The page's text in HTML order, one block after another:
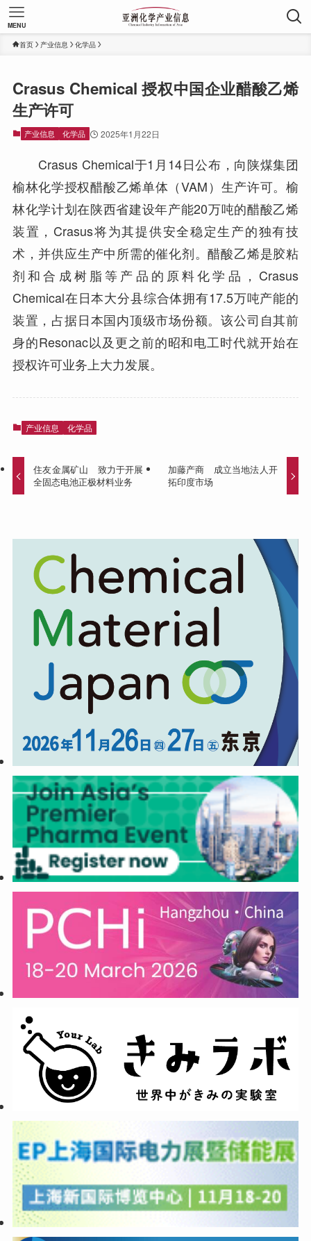
MENU
首页 产业信息 化学品
Crasus Chemical 授权中国企业醋酸乙烯
生产许可
产业信息 化学品 2025年1月22日
Crasus Chemical于1月14日公布，向陕煤集团
榆林化学授权醋酸乙烯单体（VAM）生产许可。榆
林化学计划在陕西省建设年产能20万吨的醋酸乙烯
装置，Crasus将为其提供安全稳定生产的独有技
术，并供应生产中所需的催化剂。醋酸乙烯是胶粘
剂和合成树脂等产品的原料化学品，Crasus
Chemical在日本大分县综合体拥有17.5万吨产能的
装置，占据日本国内顶级市场份额。该公司自其前
身的Resonac以及更之前的昭和电工时代就开始在
授权许可业务上大力发展。
产业信息 化学品
住友金属矿山 致力于开展
全固态电池正极材料业务
加藤产商 成立当地法人开
拓印度市场